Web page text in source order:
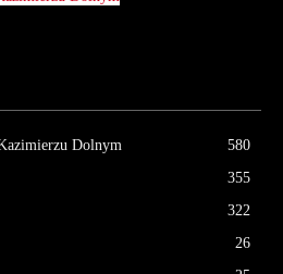
Dolnym
580
355
322
26